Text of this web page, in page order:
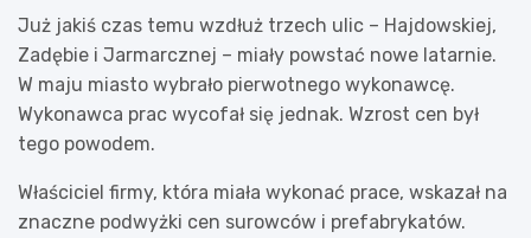
Już jakiś czas temu wzdłuż trzech ulic – Hajdowskiej,
Zadębie i Jarmarcznej – miały powstać nowe latarnie.
W maju miasto wybrało pierwotnego wykonawcę.
Wykonawca prac wycofał się jednak. Wzrost cen był
tego powodem.
Właściciel firmy, która miała wykonać prace, wskazał na
znaczne podwyżki cen surowców i prefabrykatów.